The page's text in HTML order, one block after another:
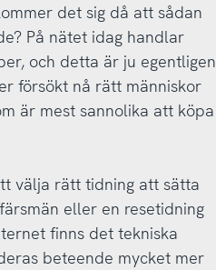
det sig då att sådan
På nätet idag handlar
och detta är ju egentligen
försökt nå rätt människor
är mest sannolika att köpa
välja rätt tidning att sätta
eller en resetidning
finns det tekniska
beteende mycket mer